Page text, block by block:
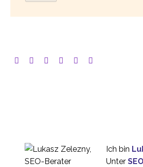
Ich bin
Unter